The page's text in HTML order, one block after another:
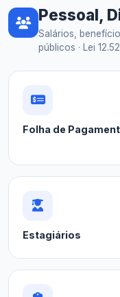
Pessoal,
Salários,
públicos · Lei
Folha de
Estagiários